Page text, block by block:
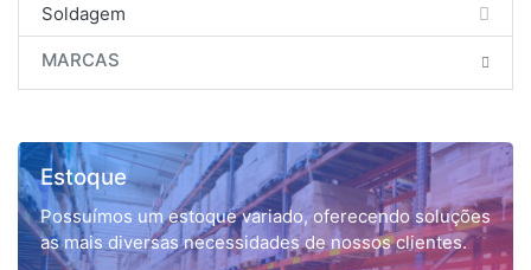
Soldagem
MARCAS
Estoque
Possuímos um estoque variado, oferecendo soluções
as mais diversas necessidades de nossos clientes.